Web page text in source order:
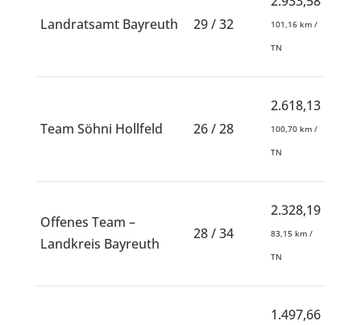
Landratsamt Bayreuth 29 / 32 101,16 km /
TN
Team Söhni Hollfeld 26 / 28
2.618,13
100,70 km /
TN
Offenes Team –
Landkreis Bayreuth
28 / 34
2.328,19
83,15 km /
TN
1.497,66